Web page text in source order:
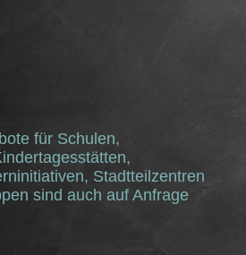
für Schulen,
Stadtteilzentren
sind auch auf Anfrage